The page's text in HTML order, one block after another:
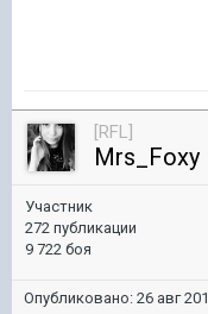
[RFL]
Mrs_Foxy
Участник
272 публикации
9 722 боя
Опубликовано: 26 авг